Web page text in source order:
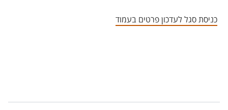
כניסת סגל לעדכון פרטים בעמוד